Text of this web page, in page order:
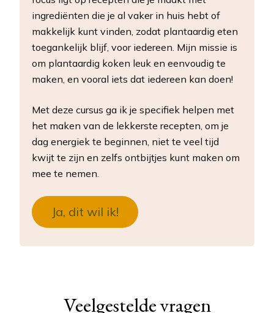
ingrediënten die je al vaker in huis hebt of
makkelijk kunt vinden, zodat plantaardig eten
toegankelijk blijf, voor iedereen. Mijn missie is
om plantaardig koken leuk en eenvoudig te
maken, en vooral iets dat iedereen kan doen!
Met deze cursus ga ik je specifiek helpen met
het maken van de lekkerste recepten, om je
dag energiek te beginnen, niet te veel tijd
kwijt te zijn en zelfs ontbijtjes kunt maken om
mee te nemen.
Ja, dit wil ik!
Veelgestelde vragen